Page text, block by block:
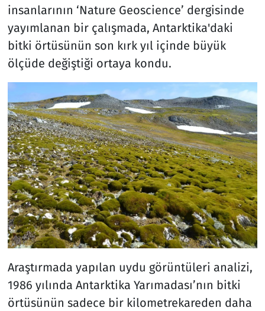
insanlarının ‘Nature Geoscience’ dergisinde
yayımlanan bir çalışmada, Antarktika'daki
bitki örtüsünün son kırk yıl içinde büyük
ölçüde değiştiği ortaya kondu.
Araştırmada yapılan uydu görüntüleri analizi,
1986 yılında Antarktika Yarımadası’nın bitki
örtüsünün sadece bir kilometrekareden daha
Teknoloji ve Bilim
Televizyon